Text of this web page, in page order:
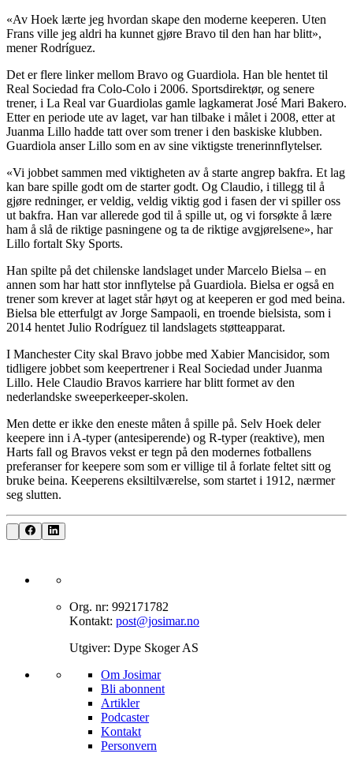
«Av Hoek lærte jeg hvordan skape den moderne keeperen. Uten
Frans ville jeg aldri ha kunnet gjøre Bravo til den han har blitt»,
mener Rodríguez.
Det er flere linker mellom Bravo og Guardiola. Han ble hentet til
Real Sociedad fra Colo-Colo i 2006. Sportsdirektør, og senere
trener, i La Real var Guardiolas gamle lagkamerat José Mari Bakero.
Etter en periode ute av laget, var han tilbake i målet i 2008, etter at
Juanma Lillo hadde tatt over som trener i den baskiske klubben.
Guardiola anser Lillo som en av sine viktigste trenerinnflytelser.
«Vi jobbet sammen med viktigheten av å starte angrep bakfra. Et lag
kan bare spille godt om de starter godt. Og Claudio, i tillegg til å
gjøre redninger, er veldig, veldig viktig god i fasen der vi spiller oss
ut bakfra. Han var allerede god til å spille ut, og vi forsøkte å lære
ham å slå de riktige pasningene og ta de riktige avgjørelsene», har
Lillo fortalt Sky Sports.
Han spilte på det chilenske landslaget under Marcelo Bielsa – en
annen som har hatt stor innflytelse på Guardiola. Bielsa er også en
trener som krever at laget står høyt og at keeperen er god med beina.
Bielsa ble etterfulgt av Jorge Sampaoli, en troende bielsista, som i
2014 hentet Julio Rodríguez til landslagets støtteapparat.
I Manchester City skal Bravo jobbe med Xabier Mancisidor, som
tidligere jobbet som keepertrener i Real Sociedad under Juanma
Lillo. Hele Claudio Bravos karriere har blitt formet av den
nederlandske sweeperkeeper-skolen.
Men dette er ikke den eneste måten å spille på. Selv Hoek deler
keepere inn i A-typer (antesiperende) og R-typer (reaktive), men
Harts fall og Bravos vekst er tegn på den modernes fotballens
preferanser for keepere som som er villige til å forlate feltet sitt og
bruke beina. Keeperens eksiltilværelse, som startet i 1912, nærmer
seg slutten.
Org. nr: 992171782
Kontakt: post@josimar.no
Utgiver: Dype Skoger AS
Om J‌osimar ‍ ​‍​‍‌‍
Bli abonnent​​​​‌ ‍ ​‍​‍‌‍ ‌ ​‍‌‍‍‌‌‍‌ ‌‍‍‌‌‍ ‍​‍​‍​ ‍‍​‍​‍‌ ​ ‌‍​‌‌‍ ‍‌‍‍‌‌ ‌​‌ ‍‌​‍ ‍‌‍‍‌‌‍ ​‍​‍​‍ ​​‍​‍‌‍‍​‌ ​‍‌‍‌‌‌‍‌‍​‍​‍​ ‍‍​‍​‍‌‍‍​‌ ‌​‌ ‌​‌ ​​‌ ​ ​ ‍‍​‍ ​‍ ‌‍‌‌‌‍‌​‌‍‍‌‌ ‌​​‍ ‍‌‍‍‌‌‍‌​‌‍​‌‌‍‌ ‌ ​‍‌‍​‌‌‍ ‍‌‍‍‍‌‍​‌‌‍ ‍‌ ​ ‌‍‌‌‌‍ ‍​‍ ‍‌‍​ ‌‍ ‌‍ ‌​‍ ‌‍‍‌‌‍ ‍‌ ‌​‌‍‌‌‌‍ ‍‌ ‌​​‍ ‌‍‌‌‌‍‌​‌‍‍‌‌ ‌​​‍ ‌‍ ‌‌‍ ‌‍‌​‌‍‌‌​ ‌‌ ​​‌ ​‍‌‍‌‌‌ ​ ‌‍‌‌‌‍ ‍‌ ‌​‌‍​‌‌ ‌​‌‍‍‌‌‍ ‌‍ ‍​ ‍ ‌‍‍‌‌‍‌​​ ‌‌‍‌‍‌‍ ‌‍ ‌ ‌​‌‍‌‌‌ ​‍​ ‍ ‌ ‌​‌ ‍‌‌ ​​‌‍‌‌​ ‌‌‍‌‍‌‍ ‌‍ ‌ ‌​‌‍‌‌‌ ​‍​ ‍ ‌ ​​‌‍​‌‌ ‌​‌‍‍​​ ‌‌‍​ ‌‍ ‌‍ ​‌ ‌‌‌‍ ‌‌‍ ‍‌ ​ ​‍‌‌​ ‌‌‌​​‍‌‌ ‌‍‍ ‌‍‌‌‌ ‍‌​‍‌‌​ ​ ‌​‌​​‍‌‌​ ​ ‌​‌​​‍‌‌​ ​‍​ ​‍‌‍​‍​ ‍‌‌‍​ ‌‍‌‍‌‍​ ​ ​‌​ ‌​‌‍​‍‌‍‌‍​ ‍​​ ‌‌‌‍​‍​‍‌‌​ ​‍​ ​‍​‍‌‌​ ‌‌‌​‌​​‍ ‍‌‍​ ‌‍ ‌‍ ​‌ ‌‌‌‍ ‌‌‍ ‍‌​‍‌‌ ‌​‌‍‌‌‌‍ ‌‌ ​ ​‍‌‌​ ‌‌‌​​‍‌‌ ‌‍‍ ‌‍‌‌‌ ‍‌​‍‌‌​ ​ ‌​‌​​‍‌‌​ ​ ‌​‌​​‍‌‌​ ​‍​ ​‍‌‍​‌‌‍‌‍​ ‌‍​ ‌​‌‍‌‌​ ‍‌‌‍‌​‌‍​‍​ ‌ ‌‍​‌​ ‌ ​ ​​​‍‌‌​ ​‍​ ​‍​‍‌‌​ ‌‌‌​‌​​‍ ‍‌‍‍‌‌ ‌​‌‍‌‌‌‍ ‌‌ ​ ​‍‌‌​ ‌‌‌​​‍‌‌ ‌‍‍ ‌‍‌‌‌ ‍‌​‍‌‌​ ​ ‌​‌​​‍‌‌​ ​ ‌​‌​​‍‌‌​ ​‍​ ​‍‌‍‌‌‌‍​‌‌‍‌‌​ ‌‍‌‍​‍‌‍‌‌‌‍‌‌‌‍‌‍‌‍​‍​ ‍​​ ​ ​ ​ ​‍‌‌​ ​‍​ ​‍​‍‌‌​ ‌‌‌​‌​​‍ ‍‌‍ ​‌‍​‌‌‍​‍‌‍‌‌‌‍ ​​ ‌‍​‍‌‍​‌‌ ​ ‌‍‌‌‌‌‌‌‌ ​‍‌‍ ​​ ‌‌‍‍​‌ ‌​‌ ‌​‌ ​​‌ ​ ​‍‌‌​ ​ ‌​​‌​‍‌‌​ ​‍‌​‌‍​‍‌‌​ ​‍‌​‌‍‌‍‌‌‌‍‌​‌‍‍‌‌ ‌​​‍ ‍‌‍‍‌‌‍‌​‌‍​‌‌‍‌ ‌ ​‍‌‍​‌‌‍ ‍‌‍‍‍‌‍​‌‌‍ ‍‌ ​ ‌‍‌‌‌‍ ‍​‍ ‍‌‍​ ‌‍ ‌‍ ‌​‍‌‍‌‍‍‌‌‍‌​​ ‌‌‍‌‍‌‍ ‌‍ ‌ ‌​‌‍‌‌‌ ​‍​‍‌‍‌ ‌​‌ ‍‌‌ ​​‌‍‌‌​ ‌‌‍‌‍‌‍ ‌‍ ‌ ‌​‌‍‌‌‌ ​‍​‍‌‍‌ ​​‌‍​‌‌ ‌​‌‍‍​​ ‌‌‍​ ‌‍ ‌‍ ​‌ ‌‌‌‍ ‌‌‍ ‍‌ ​ ​‍‌‌​ ‌‌‌​​‍‌‌ ‌‍‍ ‌‍‌‌‌ ‍‌​‍‌‌​ ​ ‌​‌​​‍‌‌​ ​ ‌​‌​​‍‌‌​ ​‍​ ​‍‌‍​‍​ ‍‌‌‍​ ‌‍‌‍‌‍​ ​ ​‌​ ‌​‌‍​‍‌‍‌‍​ ‍​​ ‌‌‌‍​‍​‍‌‌​ ​‍​ ​‍​‍‌‌​ ‌‌‌​‌​​‍ ‍‌‍​ ‌‍ ‌‍ ​‌ ‌‌‌‍ ‌‌‍ ‍‌​‍‌‌ ‌​‌‍‌‌‌‍ ‌‌ ​ ​‍‌‌​ ‌‌‌​​‍‌‌ ‌‍‍ ‌‍‌‌‌ ‍‌​‍‌‌​ ​ ‌​‌​​‍‌‌​ ​ ‌​‌​​‍‌‌​ ​‍​ ​‍‌‍​‌‌‍‌‍​ ‌‍​ ‌​‌‍‌‌​ ‍‌‌‍‌​‌‍​‍​ ‌ ‌‍​‌​ ‌ ​ ​​​‍‌‌​ ​‍​ ​‍​‍‌‌​ ‌‌‌​‌​​‍ ‍‌‍‍‌‌ ‌​‌‍‌‌‌‍ ‌‌ ​ ​‍‌‌​ ‌‌‌​​‍‌‌ ‌‍‍ ‌‍‌‌‌ ‍‌​‍‌‌​ ​ ‌​‌​​‍‌‌​ ​ ‌​‌​​‍‌‌​ ​‍​ ​‍‌‍‌‌‌‍​‌‌‍‌‌​ ‌‍‌‍​‍‌‍‌‌‌‍‌‌‌‍‌‍‌‍​‍​ ‍​​ ​ ​ ​ ​‍‌‌​ ​‍​ ​‍​‍‌‌​ ‌‌‌​‌​​‍ ‍‌‍ ​‌‍​‌‌‍​‍‌‍‌‌‌‍ ​​‍‌‍‌ ​​‌‍‌‌‌ ​‍‌ ​ ‌ ​​‌‍‌‌‌‍​ ‌ ‌​‌‍‍‌‌ ‌‍‌‍‌‌​ ‌‌ ​​‌ ‌‌‌‍​‍‌‍ ​‌‍‍‌‌ ​ ‌‍‍​‌‍‌‌‌‍‌​​‍​‍‌ ‌
Artikler
Podcaster
Kontakt
Personvern​​​​‌ ‍ ​‍​‍‌‍ ‌ ​‍‌‍‍‌‌‍‌ ‌‍‍‌‌‍ ‍​‍​‍​ ‍‍​‍​‍‌ ​ ‌‍​‌‌‍ ‍‌‍‍‌‌ ‌​‌ ‍‌​‍ ‍‌‍‍‌‌‍ ​‍​‍​‍ ​​‍​‍‌‍‍​‌ ​‍‌‍‌‌‌‍‌‍​‍​‍​ ‍‍​‍​‍‌‍‍​‌ ‌​‌ ‌​‌ ​​‌ ​ ​ ‍‍​‍ ​‍ ‌‍‌‌‌‍‌​‌‍‍‌‌ ‌​​‍ ‍‌‍‍‌‌‍‌​‌‍​‌‌‍‌ ‌ ​‍‌‍​‌‌‍ ‍‌‍‍‍‌‍​‌‌‍ ‍‌ ​ ‌‍‌‌‌‍ ‍​‍ ‍‌‍​ ‌‍ ‌‍ ‌​‍ ‌‍‍‌‌‍ ‍‌ ‌​‌‍‌‌‌‍ ‍‌ ‌​​‍ ‌‍‌‌‌‍‌​‌‍‍‌‌ ‌​​‍ ‌‍ ‌‌‍ ‌‍‌​‌‍‌‌​ ‌‌ ​​‌ ​‍‌‍‌‌‌ ​ ‌‍‌‌‌‍ ‍‌ ‌​‌‍​‌‌ ‌​‌‍‍‌‌‍ ‌‍ ‍​ ‍ ‌‍‍‌‌‍‌​​ ‌‌‍‌‍‌‍ ‌‍ ‌ ‌​‌‍‌‌‌ ​‍​ ‍ ‌ ‌​‌ ‍‌‌ ​​‌‍‌‌​ ‌‌‍‌‍‌‍ ‌‍ ‌ ‌​‌‍‌‌‌ ​‍​ ‍ ‌ ​​‌‍​‌‌ ‌​‌‍‍​​ ‌‌‍​ ‌‍ ‌‍ ​‌ ‌‌‌‍ ‌‌‍ ‍‌ ​ ​‍‌‌​ ‌‌‌​​‍‌‌ ‌‍‍ ‌‍‌‌‌ ‍‌​‍‌‌​ ​ ‌​‌​​‍‌‌​ ​ ‌​‌​​‍‌‌​ ​‍​ ​‍‌‍​‍​ ‍‌‌‍​ ‌‍‌‍‌‍​ ​ ​‌​ ‌​‌‍​‍‌‍‌‍​ ‍​​ ‌‌‌‍​‍​‍‌‌​ ​‍​ ​‍​‍‌‌​ ‌‌‌​‌​​‍ ‍‌‍​ ‌‍ ‌‍ ​‌ ‌‌‌‍ ‌‌‍ ‍‌​‍‌‌ ‌​‌‍‌‌‌‍ ‌‌ ​ ​‍‌‌​ ‌‌‌​​‍‌‌ ‌‍‍ ‌‍‌‌‌ ‍‌​‍‌‌​ ​ ‌​‌​​‍‌‌​ ​ ‌​‌​​‍‌‌​ ​‍​ ​‍‌‍​‌‌‍‌‍​ ‌‍​ ‌​‌‍‌‌​ ‍‌‌‍‌​‌‍​‍​ ‌ ‌‍​‌​ ‌ ​ ​​​‍‌‌​ ​‍​ ​‍​‍‌‌​ ‌‌‌​‌​​‍ ‍‌‍‍‌‌ ‌​‌‍‌‌‌‍ ‌‌ ​ ​‍‌‌​ ‌‌‌​​‍‌‌ ‌‍‍ ‌‍‌‌‌ ‍‌​‍‌‌​ ​ ‌​‌​​‍‌‌​ ​ ‌​‌​​‍‌‌​ ​‍​ ​‍​ ‌‌‌‍​ ‌‍‌​​ ​‍​ ‍‌​ ​‍​ ​‌‌‍‌​​ ‌‍‌‍‌‌​ ‌‌​ ‌‍​‍‌‌​ ​‍​ ​‍​‍‌‌​ ‌‌‌​‌​​‍ ‍‌‍ ​‌‍​‌‌‍​‍‌‍‌‌‌‍ ​​ ‌‍​‍‌‍​‌‌ ​ ‌‍‌‌‌‌‌‌‌ ​‍‌‍ ​​ ‌‌‍‍​‌ ‌​‌ ‌​‌ ​​‌ ​ ​‍‌‌​ ​ ‌​​‌​‍‌‌​ ​‍‌​‌‍​‍‌‌​ ​‍‌​‌‍‌‍‌‌‌‍‌​‌‍‍‌‌ ‌​​‍ ‍‌‍‍‌‌‍‌​‌‍​‌‌‍‌ ‌ ​‍‌‍​‌‌‍ ‍‌‍‍‍‌‍​‌‌‍ ‍‌ ​ ‌‍‌‌‌‍ ‍​‍ ‍‌‍​ ‌‍ ‌‍ ‌​‍‌‍‌‍‍‌‌‍‌​​ ‌‌‍‌‍‌‍ ‌‍ ‌ ‌​‌‍‌‌‌ ​‍​‍‌‍‌ ‌​‌ ‍‌‌ ​​‌‍‌‌​ ‌‌‍‌‍‌‍ ‌‍ ‌ ‌​‌‍‌‌‌ ​‍​‍‌‍‌ ​​‌‍​‌‌ ‌​‌‍‍​​ ‌‌‍​ ‌‍ ‌‍ ​‌ ‌‌‌‍ ‌‌‍ ‍‌ ​ ​‍‌‌​ ‌‌‌​​‍‌‌ ‌‍‍ ‌‍‌‌‌ ‍‌​‍‌‌​ ​ ‌​‌​​‍‌‌​ ​ ‌​‌​​‍‌‌​ ​‍​ ​‍‌‍​‍​ ‍‌‌‍​ ‌‍‌‍‌‍​ ​ ​‌​ ‌​‌‍​‍‌‍‌‍​ ‍​​ ‌‌‌‍​‍​‍‌‌​ ​‍​ ​‍​‍‌‌​ ‌‌‌​‌​​‍ ‍‌‍​ ‌‍ ‌‍ ​‌ ‌‌‌‍ ‌‌‍ ‍‌​‍‌‌ ‌​‌‍‌‌‌‍ ‌‌ ​ ​‍‌‌​ ‌‌‌​​‍‌‌ ‌‍‍ ‌‍‌‌‌ ‍‌​‍‌‌​ ​ ‌​‌​​‍‌‌​ ​ ‌​‌​​‍‌‌​ ​‍​ ​‍‌‍​‌‌‍‌‍​ ‌‍​ ‌​‌‍‌‌​ ‍‌‌‍‌​‌‍​‍​ ‌ ‌‍​‌​ ‌ ​ ​​​‍‌‌​ ​‍​ ​‍​‍‌‌​ ‌‌‌​‌​​‍ ‍‌‍‍‌‌ ‌​‌‍‌‌‌‍ ‌‌ ​ ​‍‌‌​ ‌‌‌​​‍‌‌ ‌‍‍ ‌‍‌‌‌ ‍‌​‍‌‌​ ​ ‌​‌​​‍‌‌​ ​ ‌​‌​​‍‌‌​ ​‍​ ​‍​ ‌‌‌‍​ ‌‍‌​​ ​‍​ ‍‌​ ​‍​ ​‌‌‍‌​​ ‌‍‌‍‌‌​ ‌‌​ ‌‍​‍‌‌​ ​‍​ ​‍​‍‌‌​ ‌‌‌​‌​​‍ ‍‌‍ ​‌‍​‌‌‍​‍‌‍‌‌‌‍ ​​‍‌‍‌ ​​‌‍‌‌‌ ​‍‌ ​ ‌ ​​‌‍‌‌‌‍​ ‌ ‌​‌‍‍‌‌ ‌‍‌‍‌‌​ ‌‌ ​​‌ ‌‌‌‍​‍‌‍ ​‌‍‍‌‌ ​ ‌‍‍​‌‍‌‌‌‍‌​​‍​‍‌ ‌